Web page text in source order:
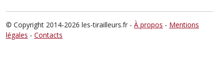
© Copyright 2014-2026 les-tirailleurs.fr - À propos - Mentions
légales - Contacts